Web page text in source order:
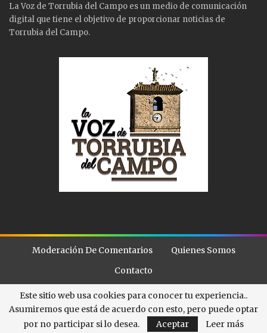
La Voz de Torrubia del Campo es un medio de comunicación
digital que tiene el objetivo de proporcionar noticias de
Torrubia del Campo.
Moderación De Comentarios
Quienes Somos
Contacto
© - . All Rights Reserved. La Voz de Torubia
Este sitio web usa cookies para conocer tu experiencia..
Asumiremos que está de acuerdo con esto, pero puede optar
por no participar si lo desea.
Aceptar Leer más